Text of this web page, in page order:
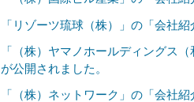
「リゾーツ琉球（株）」の「会社紹
「（株）ヤマノホールディングス
が公開されました。
「（株）ネットワーク」の「会社紹